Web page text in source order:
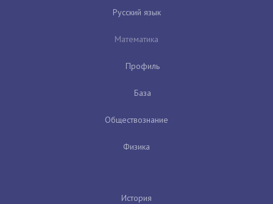
Русский язык
Математика
Профиль
База
Обществознание
Физика
История